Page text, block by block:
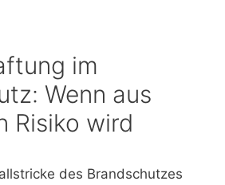
im
Wenn aus
Risiko wird
des Brandschutzes